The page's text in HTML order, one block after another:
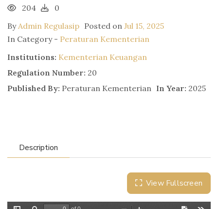
204
0
ByAdmin Regulasip Posted on Jul 15, 2025
In Category - Peraturan Kementerian
Institutions: Kementerian Keuangan
Regulation Number: 20
Published By: Peraturan Kementerian In Year: 2025
Description
View Fullscreen